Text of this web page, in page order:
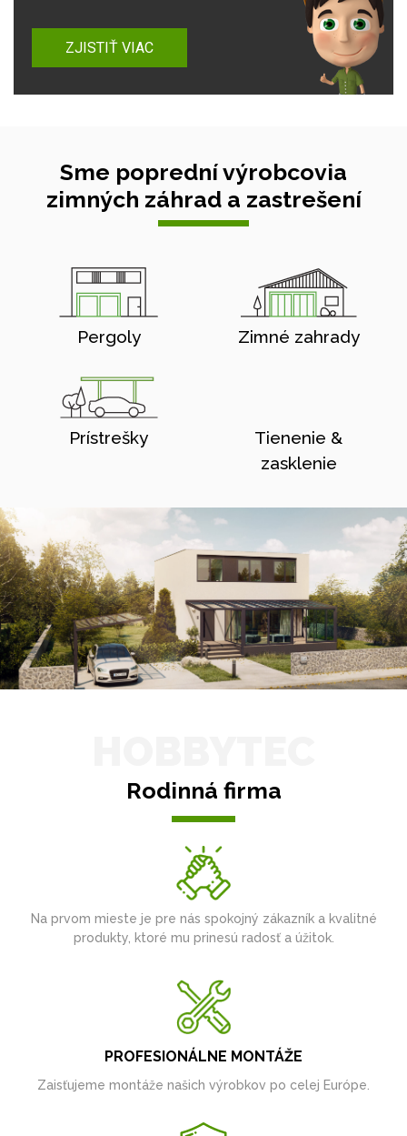
ZJISTIŤ VIAC
Sme poprední výrobcovia
zimných záhrad a zastrešení
Pergoly Zimné zahrady
Prístrešky
Tienenie &
zasklenie
Rodinná firma
Na prvom mieste je pre nás spokojný zákazník a kvalitné
produkty, ktoré mu prinesú radosť a úžitok.
PROFESIONÁLNE MONTÁŽE
Zaisťujeme montáže našich výrobkov po celej Európe.